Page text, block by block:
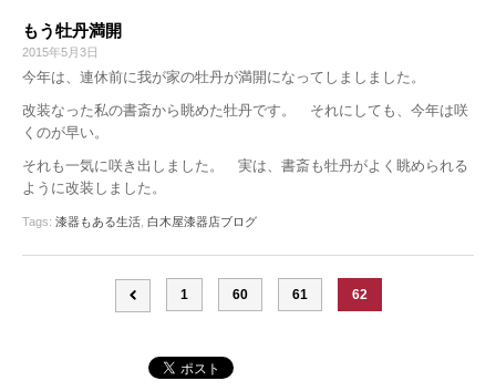
もう牡丹満開
2015年5月3日
今年は、連休前に我が家の牡丹が満開になってしましました。
改装なった私の書斎から眺めた牡丹です。 それにしても、今年は咲
くのが早い。
それも一気に咲き出しました。 実は、書斎も牡丹がよく眺められる
ように改装しました。
Tags: 漆器もある生活 白木屋漆器店ブログ
1 60 61 62